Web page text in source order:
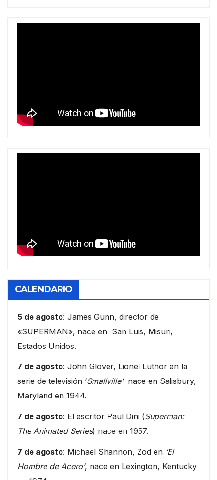
CALENDARIO
5 de agosto: James Gunn, director de
«SUPERMAN», nace en San Luis, Misuri,
Estados Unidos.
7 de agosto: John Glover, Lionel Luthor en la
serie de televisión ‘Smallville’, nace en Salisbury,
Maryland en 1944.
7 de agosto: El escritor Paul Dini (Superman:
The Animated Series) nace en 1957.
7 de agosto: Michael Shannon, Zod en ‘El
Hombre de Acero’, nace en Lexington, Kentucky